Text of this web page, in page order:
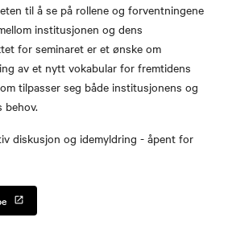
til å se på rollene og forventningene
institusjonen og dens
for seminaret er et ønske om
av et nytt vokabular for fremtidens
tilpasser seg både institusjonens og
behov.
diskusjon og idemyldring - åpent for